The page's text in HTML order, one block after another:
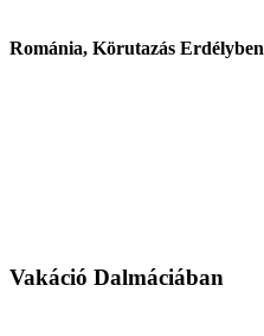
Románia, Körutazás Erdélyben
Vakáció Dalmáciában